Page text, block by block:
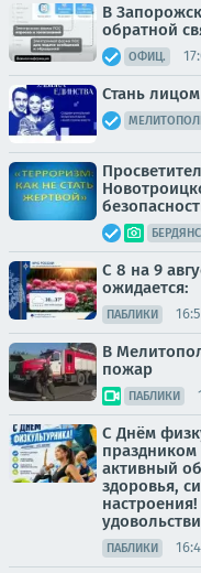
В
обратной
ОФИЦ.
Стань
С 8 на 9
ожидается:
ПАБЛИКИ
В
пожар
ПАБЛИКИ
С Днём
праздником
активный
здоровья,
ПАБЛИКИ